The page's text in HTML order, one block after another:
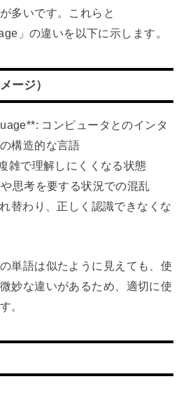
多いです。これらと
」の違いを以下に示します。
ージ）
コンピュータとのインタ
構造的な言語
雑で理解しにくくなる状態
思考を要する状況での混乱
替わり、正しく認識できなくな
単語は似たように見えても、使
妙な違いがあるため、適切に使
。